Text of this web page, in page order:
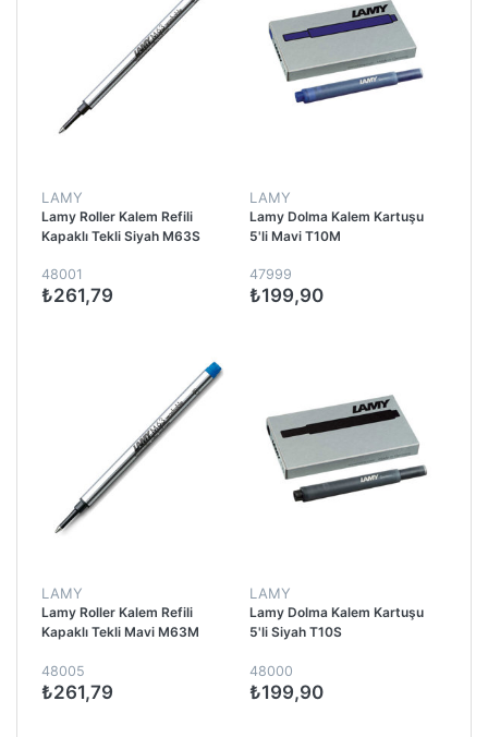
LAMY
Lamy Roller Kalem Refili
Kapaklı Tekli Siyah M63S
48001
₺261,79
LAMY
Lamy Dolma Kalem Kartuşu
5'li Mavi T10M
47999
₺199,90
LAMY
Lamy Roller Kalem Refili
Kapaklı Tekli Mavi M63M
48005
₺261,79
LAMY
Lamy Dolma Kalem Kartuşu
5'li Siyah T10S
48000
₺199,90